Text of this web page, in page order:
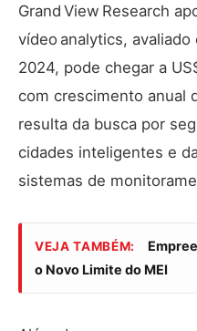
Grand View Research
vídeo analytics, avaliado
2024, pode chegar a
com crescimento anual
resulta da busca por
cidades inteligentes e
sistemas de
VEJA TAMBÉM:
o Novo Limite do MEI